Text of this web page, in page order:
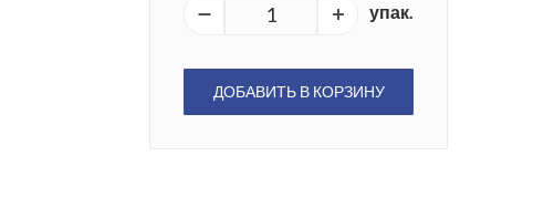
упак.
ДОБАВИТЬ В КОРЗИНУ